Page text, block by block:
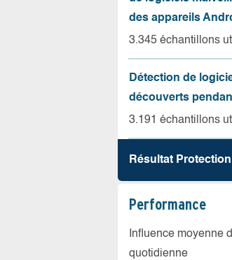
des appareils
3.345 échantillons
Détection de
découverts
3.191 échantillons
Résultat Protection
Performance
Influence moyenne
quotidienne